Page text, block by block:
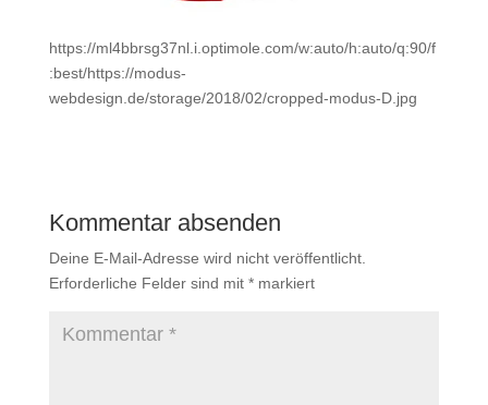
https://ml4bbrsg37nl.i.optimole.com/w:auto/h:auto/q:90/f
:best/https://modus-
webdesign.de/storage/2018/02/cropped-modus-D.jpg
Kommentar absenden
Deine E-Mail-Adresse wird nicht veröffentlicht.
Erforderliche Felder sind mit *markiert